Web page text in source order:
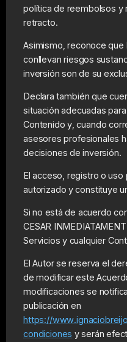
política de reembolsos y
retracto.
Asimismo, reconoce
conllevan riesgos
inversión son de su
Declara también que
situación adecuadas
Contenido y, cuando
asesores profesionales
decisiones de inversión.
El acceso, registro o
autorizado y constituye
Si no está de acuerdo
CESAR
Servicios y cualquier
El Autor se reserva el
de modificar este
modificaciones se
publicación en
https://
condiciones y serán